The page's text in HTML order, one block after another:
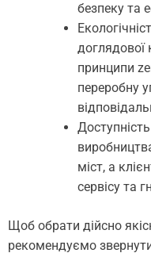
безпеку та
принципи
переробну
міст, а
сервісу та
Щоб обрати дійсно
рекомендуємо звернути